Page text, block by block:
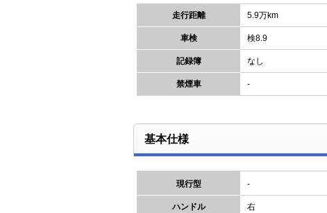
走行距離 5.9万km
車検 検8.9
記録簿 なし
禁煙車 -
基本仕様
現行型 -
ハンドル 右